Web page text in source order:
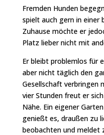
Fremden Hunden
spielt auch gern in einer
Zuhause möchte er
Platz lieber nicht mit
Er bleibt problemlos für
aber nicht täglich den
Gesellschaft verbringen
vier Stunden freut er
Nähe. Ein eigener
genießt es, draußen zu
beobachten und meldet